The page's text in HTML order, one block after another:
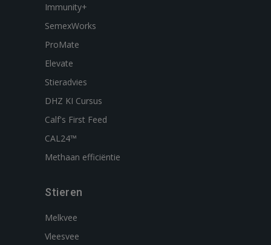
Immunity+
SemexWorks
ProMate
Elevate
Stieradvies
DHZ KI Cursus
Calf's First Feed
CAL24™
Methaan efficiëntie
Stieren
Melkvee
Vleesvee